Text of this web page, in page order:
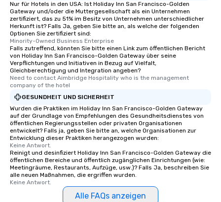
Nur für Hotels in den USA: Ist Holiday Inn San Francisco-Golden
Gateway und/oder die Muttergesellschaft als ein Unternehmen
zertifiziert, das zu 51% im Besitz von Unternehmen unterschiedlicher
Herkunft ist? Falls Ja, geben Sie bitte an, als welche der folgenden
Optionen Sie zertifiziert sind:
Minority-Owned Business Enterprise
Falls zutreffend, könnten Sie bitte einen Link zum öffentlichen Bericht
von Holiday Inn San Francisco-Golden Gateway über seine
Verpflichtungen und Initiativen in Bezug auf Vielfalt,
Gleichberechtigung und Integration angeben?
Need to contact Aimbridge Hospitality who is the management
company of the hotel
GESUNDHEIT UND SICHERHEIT
Wurden die Praktiken im Holiday Inn San Francisco-Golden Gateway
auf der Grundlage von Empfehlungen des Gesundheitsdienstes von
öffentlichen Regierungsstellen oder privaten Organisationen
entwickelt? Falls ja, geben Sie bitte an, welche Organisationen zur
Entwicklung dieser Praktiken herangezogen wurden:
Keine Antwort.
Reinigt und desinfiziert Holiday Inn San Francisco-Golden Gateway die
öffentlichen Bereiche und öffentlich zugänglichen Einrichtungen (wie:
Meetingräume, Restaurants, Aufzüge, usw.)? Falls Ja, beschreiben Sie
alle neuen Maßnahmen, die ergriffen wurden.
Keine Antwort.
Alle FAQs anzeigen